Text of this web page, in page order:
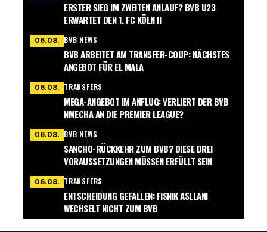
ERSTER SIEG IM ZWEITEN ANLAUF? BVB U23
ERWARTET DEN 1. FC KÖLN II
06.08. BVB NEWS
BVB ARBEITET AM TRANSFER-COUP: NÄCHSTES
ANGEBOT FÜR EL MALA
06.08. TRANSFERS
MEGA-ANGEBOT IM ANFLUG: VERLIERT DER BVB
NMECHA AN DIE PREMIER LEAGUE?
06.08. BVB NEWS
SANCHO-RÜCKKEHR ZUM BVB? DIESE DREI
VORAUSSETZUNGEN MÜSSEN ERFÜLLT SEIN
06.08. TRANSFERS
ENTSCHEIDUNG GEFALLEN: FISNIK ASLLANI
WECHSELT NICHT ZUM BVB